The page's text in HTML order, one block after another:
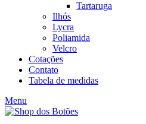
Tartaruga
Ilhós
Lycra
Poliamida
Velcro
Cotações
Contato
Tabela de medidas
Menu